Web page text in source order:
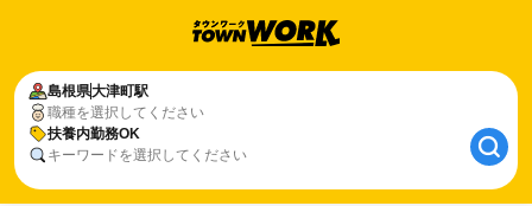
島根県大津町駅
職種を選択してください
扶養内勤務OK
キーワードを選択してください